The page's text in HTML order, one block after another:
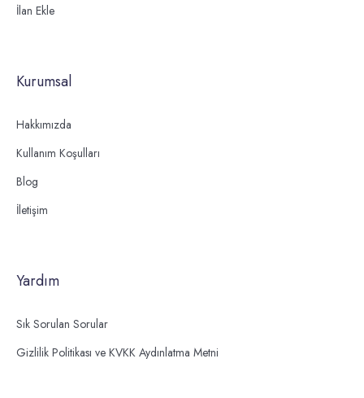
İlan Ekle
Kurumsal
Hakkımızda
Kullanım Koşulları
Blog
İletişim
Yardım
Sık Sorulan Sorular
Gizlilik Politikası ve KVKK Aydınlatma Metni